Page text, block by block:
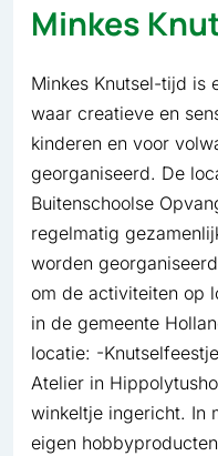
Minkes
Minkes Knutsel-tijd is
waar creatieve en
kinderen en voor
georganiseerd. De
Buitenschoolse
regelmatig
worden
om de activiteiten op
in de gemeente
locatie: -
Atelier in
winkeltje ingericht. In
eigen